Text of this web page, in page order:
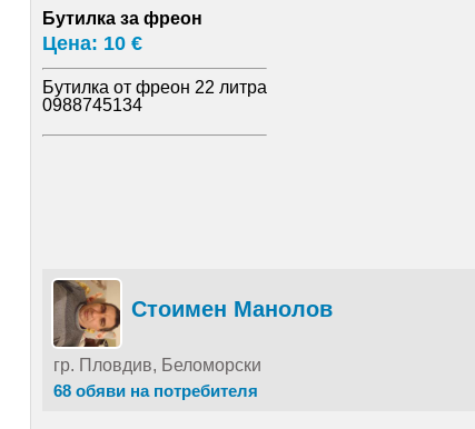
Бутилка за фреон
Цена: 10 €
Бутилка от фреон 22 литра
0988745134
Стоимен Манолов
гр. Пловдив, Беломорски
68 обяви на потребителя